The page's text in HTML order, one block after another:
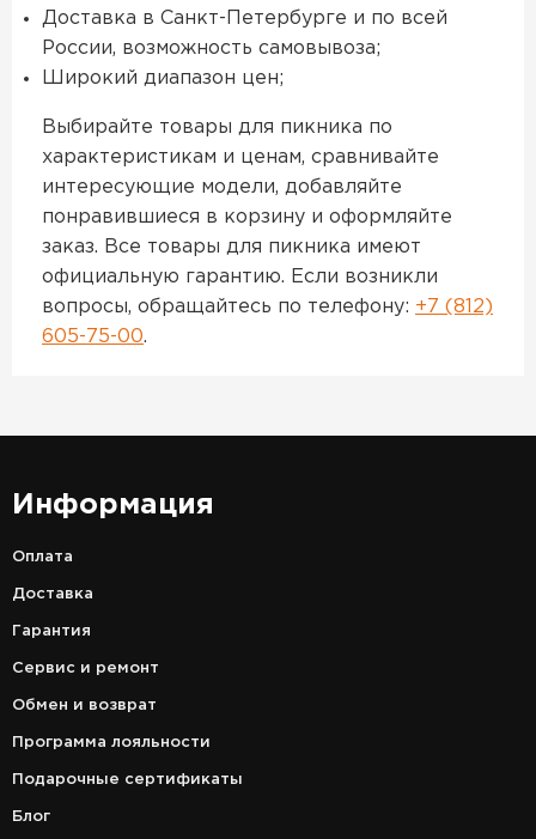
Доставка в Санкт-Петербурге и по всей
России, возможность самовывоза;
Широкий диапазон цен;
Выбирайте товары для пикника по
характеристикам и ценам, сравнивайте
интересующие модели, добавляйте
понравившиеся в корзину и оформляйте
заказ. Все товары для пикника имеют
официальную гарантию. Если возникли
вопросы, обращайтесь по телефону: +7 (812)
605-75-00.
Информация
Оплата
Доставка
Гарантия
Сервис и ремонт
Обмен и возврат
Программа лояльности
Подарочные сертификаты
Блог